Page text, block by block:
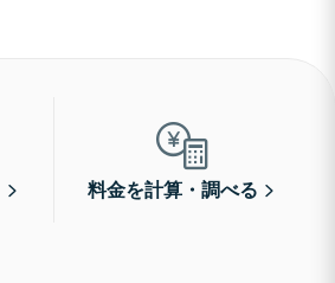
料金を計算・調べる